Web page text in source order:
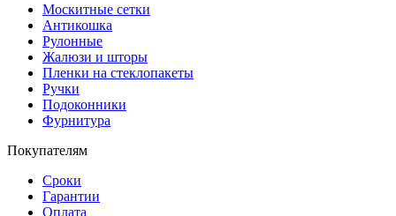
Москитные сетки
Антикошка
Рулонные
Жалюзи и шторы
Пленки на стеклопакеты
Ручки
Подоконники
Фурнитура
Покупателям
Сроки
Гарантии
Оплата